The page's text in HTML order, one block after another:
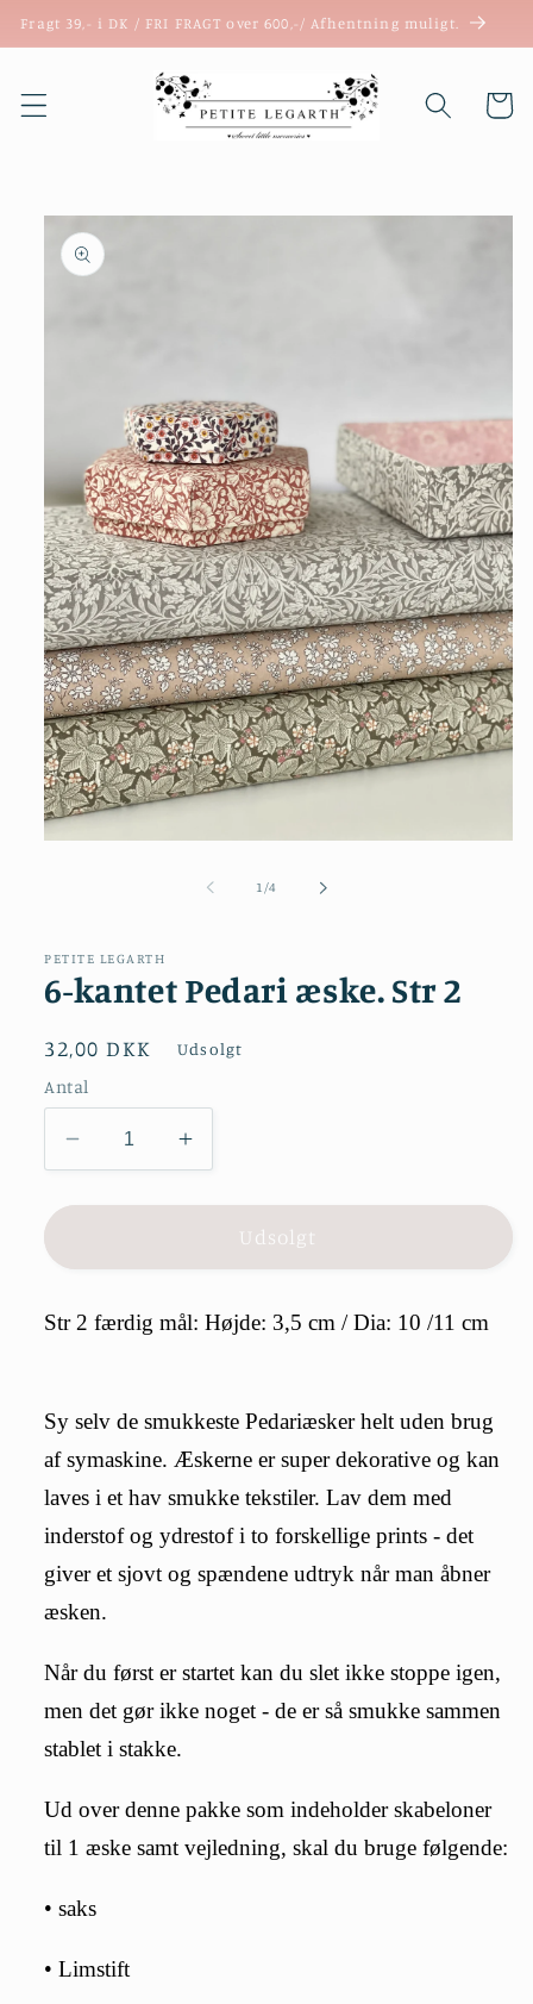
Gå til
indhold
Fragt 39,- i DK / FRI FRAGT over 600,-/ Afhentning muligt.
1/af
4
PETITE LEGARTH
6-kantet Pedari æske. Str 2
Normalpris
32,00 DKK Udsolgt
Antal
Reducer
antallet
for
kantet
æske.
Øg
antallet
for
kantet
æske.
Udsolgt
Str 2 færdig mål: Højde: 3,5 cm / Dia: 10 /11 cm
Sy selv de smukkeste Pedariæsker helt uden brug
af symaskine. Æskerne er super dekorative og kan
laves i et hav smukke tekstiler. Lav dem med
inderstof og ydrestof i to forskellige prints - det
giver et sjovt og spændene udtryk når man åbner
æsken.
Når du først er startet kan du slet ikke stoppe igen,
men det gør ikke noget - de er så smukke sammen
stablet i stakke.
Ud over denne pakke som indeholder skabeloner
til 1 æske samt vejledning, skal du bruge følgende:
• saks
• Limstift